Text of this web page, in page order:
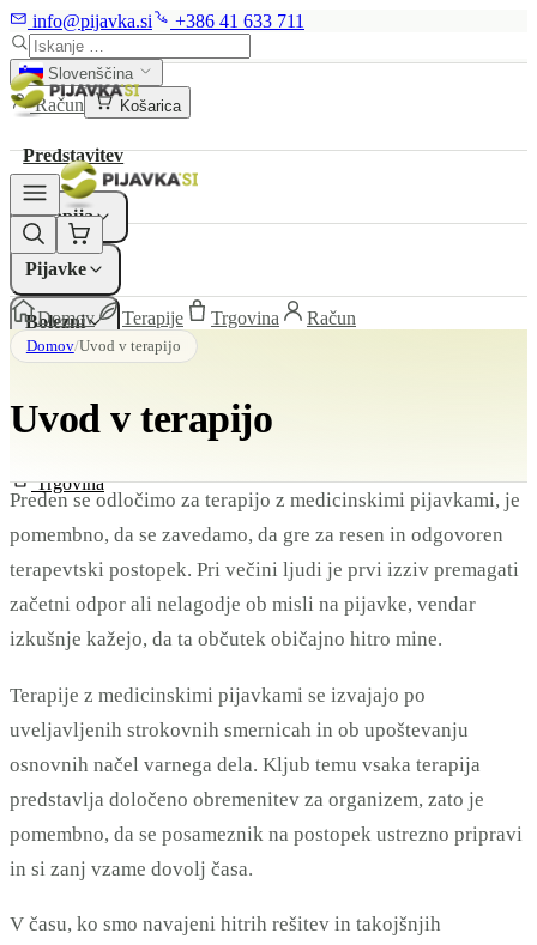
Predstavitev
Terapija▾
Pijavke▾
Bolezni
Raziskave▾
Kontakt
info@pijavka.si +386 41 633 711
Slovenščina
Račun Košarica
Predstavitev
Terapija
Pijavke
Bolezni
Cena Video Kontakt
Trgovina
Domov Terapije Trgovina Račun
Domov/Uvod v terapijo
Uvod v terapijo
Preden se odločimo za terapijo z medicinskimi pijavkami, je
pomembno, da se zavedamo, da gre za resen in odgovoren
terapevtski postopek. Pri večini ljudi je prvi izziv premagati
začetni odpor ali nelagodje ob misli na pijavke, vendar
izkušnje kažejo, da ta občutek običajno hitro mine.
Terapije z medicinskimi pijavkami se izvajajo po
uveljavljenih strokovnih smernicah in ob upoštevanju
osnovnih načel varnega dela. Kljub temu vsaka terapija
predstavlja določeno obremenitev za organizem, zato je
pomembno, da se posameznik na postopek ustrezno pripravi
in si zanj vzame dovolj časa.
V času, ko smo navajeni hitrih rešitev in takojšnjih